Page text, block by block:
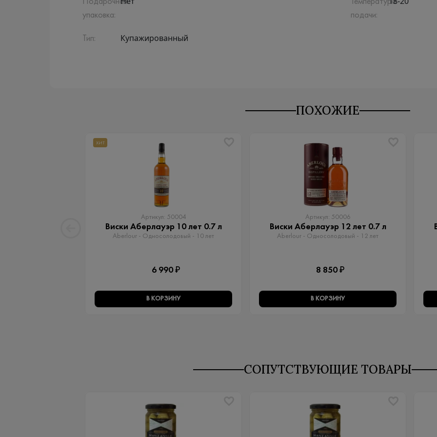
Подарочная
упаковка:
Температура
подачи:
Тип: Купажированный
ПОХОЖИЕ
ХИТ
Артикул: 50004
Виски Аберлауэр 10 лет 0.7 л
Aberlour - Односолодовый​ - 10 лет
6 990 ₽
В КОРЗИНУ
Артикул: 50006
Виски Аберлауэр 12 лет 0.7 л
Aberlour - Односолодовый​ - 12 лет
8 850 ₽
В КОРЗИНУ
СОПУТСТВУЮЩИЕ ТОВАРЫ